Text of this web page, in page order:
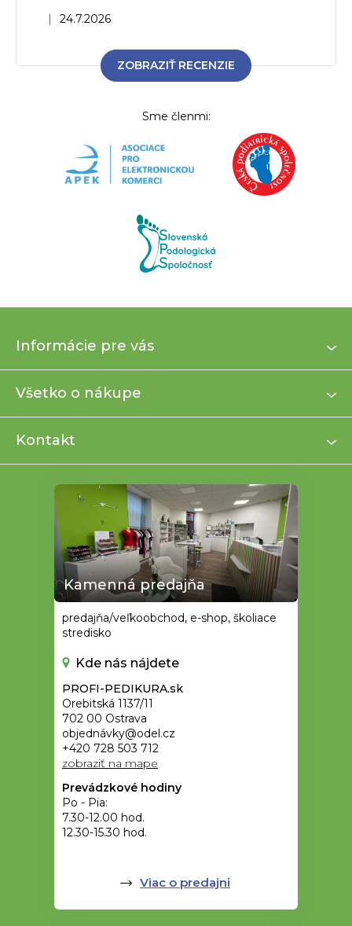
Hodnotenie obchodu je 5 z 5 hviezdičiek.
| 24.7.2026
ZOBRAZIŤ RECENZIE
Sme členmi:
p
t
Informácie pre vás
Všetko o nákupe
Kontakt
Kamenná predajňa
predajňa/veľkoobchod, e-shop, školiace
stredisko
Kde nás nájdete
PROFI-PEDIKURA.sk
Orebitská 1137/11
702 00 Ostrava
objednávky@odel.cz
+420 728 503 712
zobraziť na mape
Prevádzkové hodiny
Po - Pia:
7.30-12.00 hod.
12.30-15.30 hod.
Viac o predajni